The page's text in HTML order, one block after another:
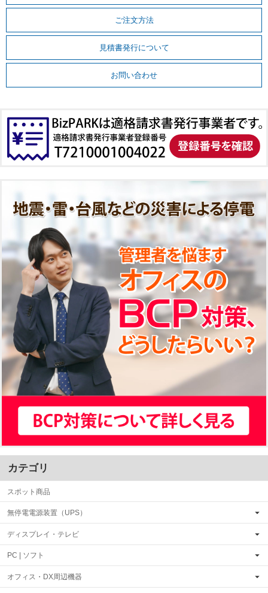
ご注文方法
見積書発行について
お問い合わせ
カテゴリ
スポット商品
無停電電源装置（UPS）
ディスプレイ・テレビ
PC | ソフト
オフィス・DX周辺機器